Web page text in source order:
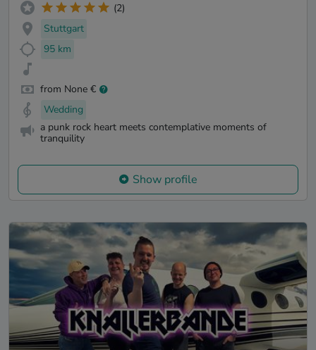
(2)
Stuttgart
95 km
from None €
Wedding
a punk rock heart meets contemplative moments of
tranquility
Show profile